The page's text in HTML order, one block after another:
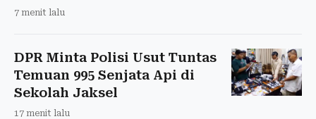
7 menit lalu
DPR Minta Polisi Usut Tuntas
Temuan 995 Senjata Api di
Sekolah Jaksel
17 menit lalu